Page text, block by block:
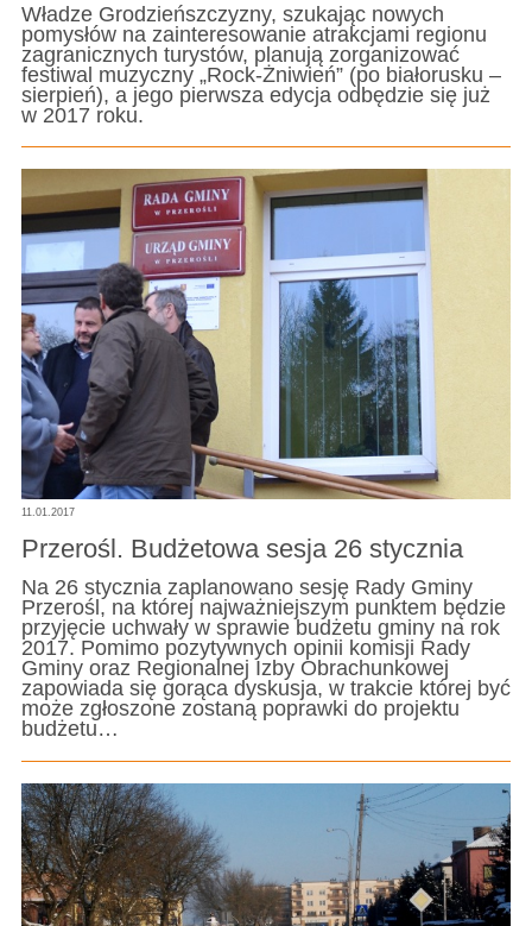
Władze Grodzieńszczyzny, szukając nowych
pomysłów na zainteresowanie atrakcjami regionu
zagranicznych turystów, planują zorganizować
festiwal muzyczny „Rock-Żniwień” (po białorusku –
sierpień), a jego pierwsza edycja odbędzie się już
w 2017 roku.
11.01.2017
Przerośl. Budżetowa sesja 26 stycznia
Na 26 stycznia zaplanowano sesję Rady Gminy
Przerośl, na której najważniejszym punktem będzie
przyjęcie uchwały w sprawie budżetu gminy na rok
2017. Pomimo pozytywnych opinii komisji Rady
Gminy oraz Regionalnej Izby Obrachunkowej
zapowiada się gorąca dyskusja, w trakcie której być
może zgłoszone zostaną poprawki do projektu
budżetu…